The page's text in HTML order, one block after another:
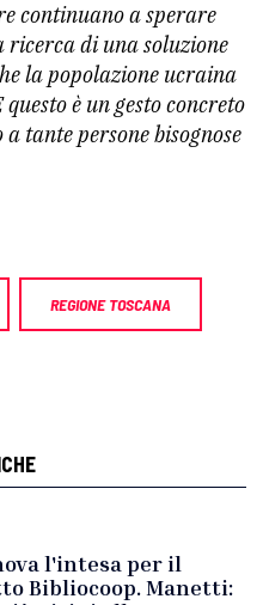
continuano a sperare
ricerca di una soluzione
la popolazione ucraina
è un gesto concreto
tante persone bisognose
REGIONE TOSCANA
l'intesa per il
Bibliocoop. Manetti: